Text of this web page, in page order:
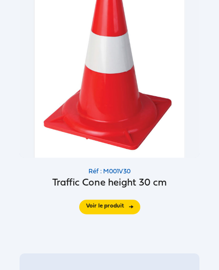
Réf : M001V30
Traffic Cone height 30 cm
Voir le produit